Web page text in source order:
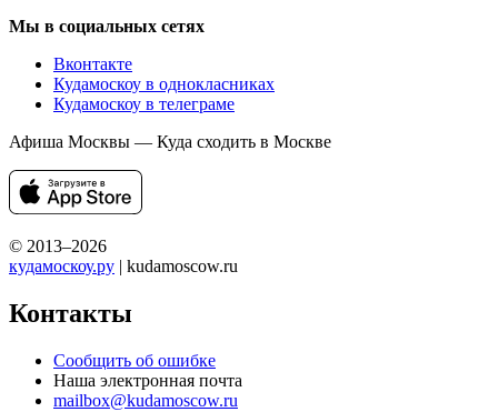
Мы в социальных сетях
Вконтакте
Кудамоскоу в однокласниках
Кудамоскоу в телеграме
Афиша Москвы — Куда сходить в Москве
© 2013–2026
кудамоскоу.ру | kudamoscow.ru
Контакты
Сообщить об ошибке
Наша электронная почта
mailbox@kudamoscow.ru